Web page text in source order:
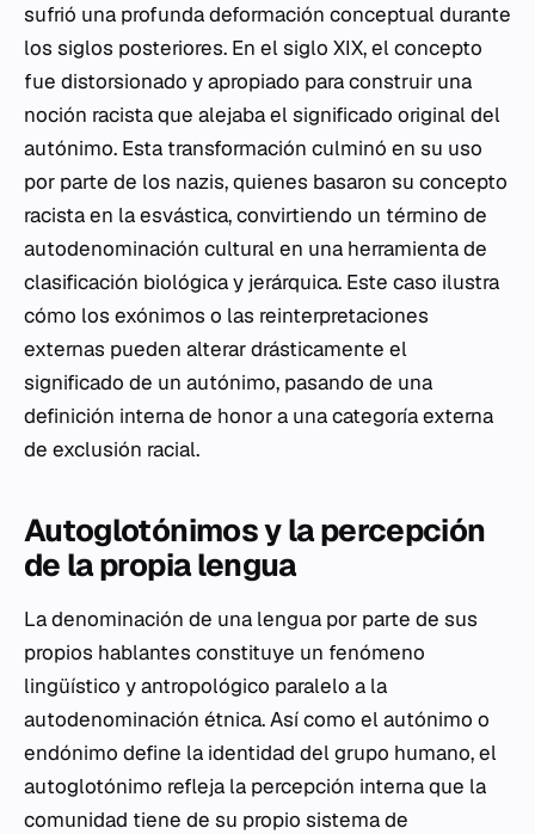
sufrió una profunda deformación conceptual durante
los siglos posteriores. En el siglo XIX, el concepto
fue distorsionado y apropiado para construir una
noción racista que alejaba el significado original del
autónimo. Esta transformación culminó en su uso
por parte de los nazis, quienes basaron su concepto
racista en la esvástica, convirtiendo un término de
autodenominación cultural en una herramienta de
clasificación biológica y jerárquica. Este caso ilustra
cómo los exónimos o las reinterpretaciones
externas pueden alterar drásticamente el
significado de un autónimo, pasando de una
definición interna de honor a una categoría externa
de exclusión racial.
Autoglotónimos y la percepción
de la propia lengua
La denominación de una lengua por parte de sus
propios hablantes constituye un fenómeno
lingüístico y antropológico paralelo a la
autodenominación étnica. Así como el autónimo o
endónimo define la identidad del grupo humano, el
autoglotónimo refleja la percepción interna que la
comunidad tiene de su propio sistema de